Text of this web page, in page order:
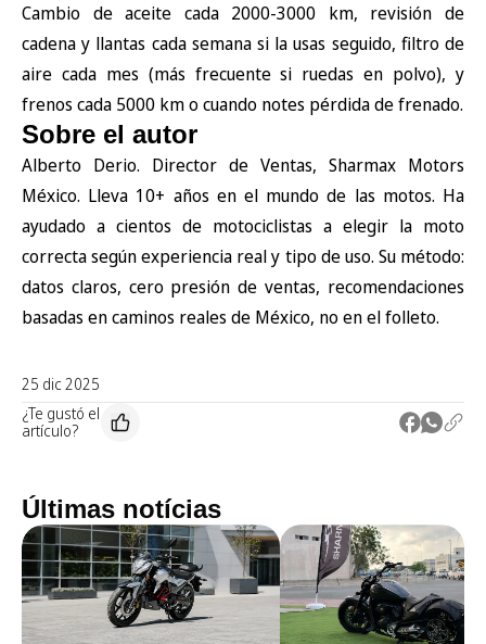
Cambio de aceite cada 2000-3000 km, revisión de
cadena y llantas cada semana si la usas seguido, filtro de
aire cada mes (más frecuente si ruedas en polvo), y
frenos cada 5000 km o cuando notes pérdida de frenado.
Sobre el autor
Alberto Derio. Director de Ventas, Sharmax Motors
México. Lleva 10+ años en el mundo de las motos. Ha
ayudado a cientos de motociclistas a elegir la moto
correcta según experiencia real y tipo de uso. Su método:
datos claros, cero presión de ventas, recomendaciones
basadas en caminos reales de México, no en el folleto.
25 dic 2025
¿Te gustó el
artículo?
Últimas notícias